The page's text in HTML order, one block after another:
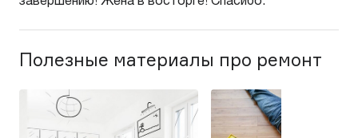
Полезные материалы про ремонт